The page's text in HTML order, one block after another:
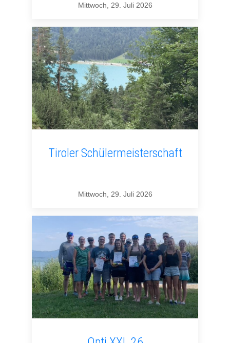
Mittwoch, 29. Juli 2026
Tiroler Schülermeisterschaft
Mittwoch, 29. Juli 2026